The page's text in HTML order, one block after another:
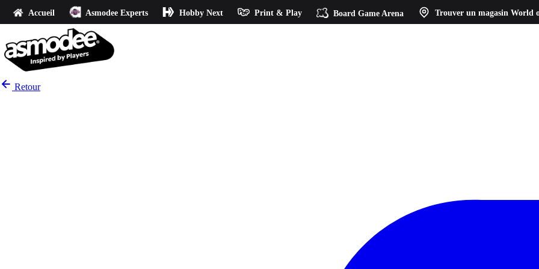
Accueil Asmodee Experts Hobby Next Print & Play Board Game Arena Trouver un magasin World
Retour